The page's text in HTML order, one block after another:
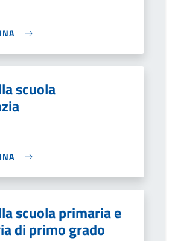
scuola
scuola primaria e
di primo grado